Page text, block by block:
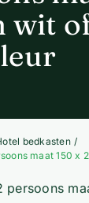
wit
bedkasten
maat 150 x